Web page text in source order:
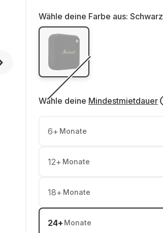
Wähle deine Farbe aus: Schwarz
Wähle deine Mindestmietdauer
6+ Monate
12+ Monate
18+ Monate
24+ Monate